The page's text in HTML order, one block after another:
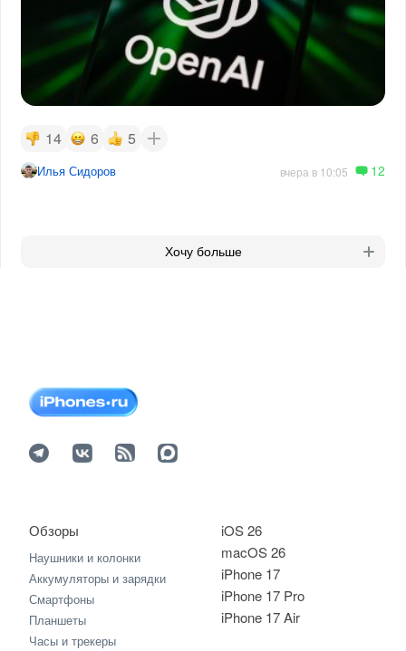
14 6 5
Илья Сидоров вчера в 10:05 12
Хочу больше
iOS 26
macOS 26
iPhone 17
iPhone 17 Pro
iPhone 17 Air
Обзоры
Наушники и колонки
Аккумуляторы и зарядки
Смартфоны
Планшеты
Часы и трекеры